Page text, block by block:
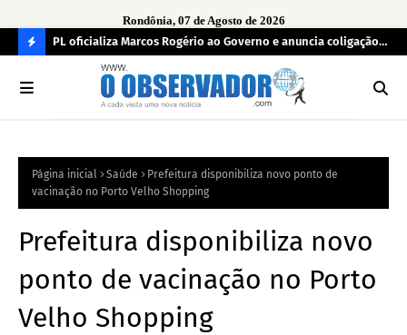
Rondônia, 07 de Agosto de 2026
O
R
PL oficializa Marcos Rogério ao Governo e anuncia coligação
com cinco partidos em Rondônia
Página inicial Saúde
Prefeitura disponibiliza novo ponto de
vacinação no Porto Velho Shopping
Prefeitura disponibiliza novo
ponto de vacinação no Porto
Velho Shopping